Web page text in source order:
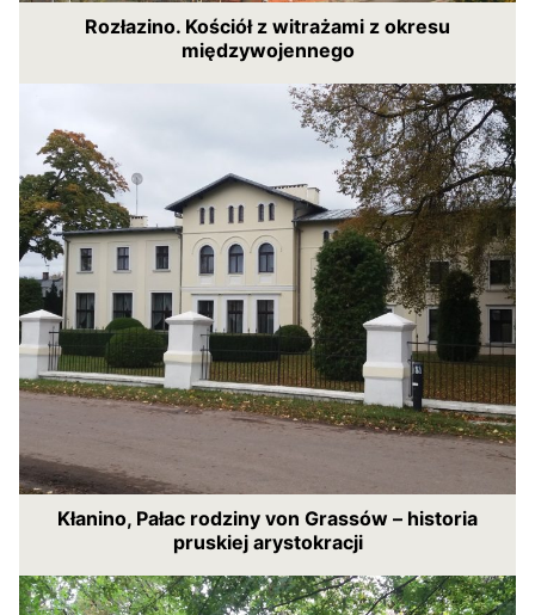
Rozłazino. Kościół z witrażami z okresu
międzywojennego
Kłanino, Pałac rodziny von Grassów – historia
pruskiej arystokracji